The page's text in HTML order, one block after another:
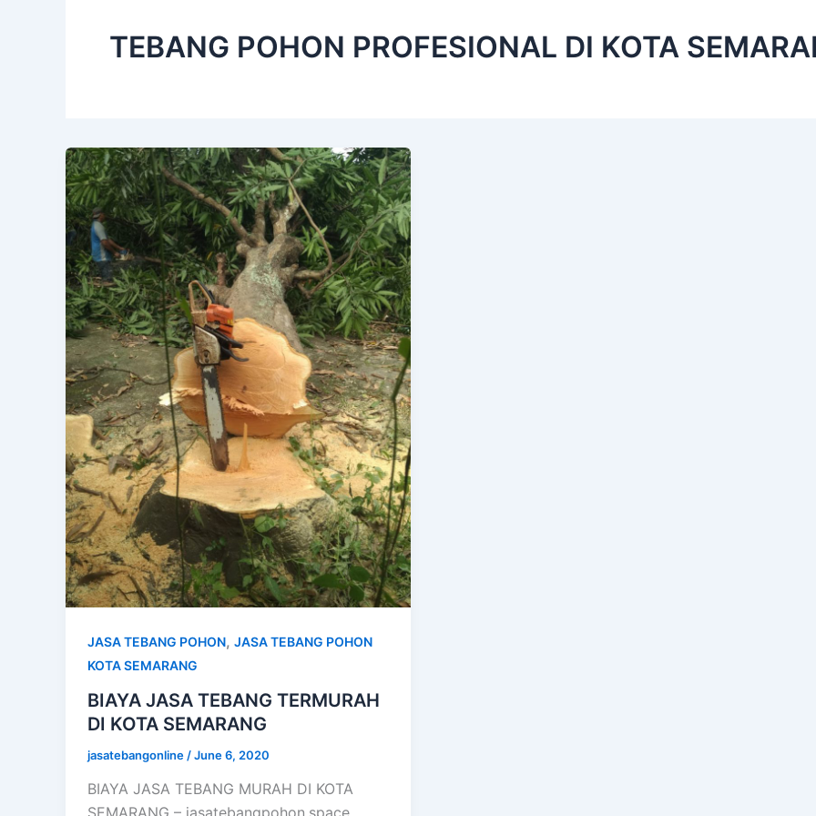
TEBANG POHON PROFESIONAL DI KOTA
JASA TEBANG POHON, JASA TEBANG POHON
KOTA SEMARANG
BIAYA JASA TEBANG TERMURAH
DI KOTA SEMARANG
jasatebangonline /June 6, 2020
BIAYA JASA TEBANG MURAH DI KOTA